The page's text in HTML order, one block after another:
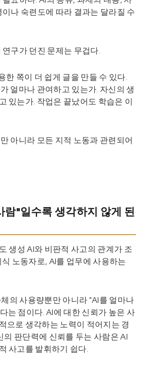
나 숙련도에 따라 결과는 달라질 수
구가 던진 문제는 무겁다.
한 쪽이 더 쉽게 글을 만들 수 있다.
얼마나 관여하고 있는가. 자신의 생
있는가. 작업은 끝났어도 학습은 이
아니라 모든 지적 노동과 관련되어
람"일수록 생각하지 않게 된
생성 AI와 비판적 사고의 관계가 조
노동자로, AI를 업무에 사용하는
의 사용량뿐만 아니라 "AI를 얼마나
는 점이다. AI에 대한 신뢰가 높은 사
으로 생각하는 노력이 적어지는 경
의 판단력에 신뢰를 두는 사람은 AI
사고를 발휘하기 쉽다.